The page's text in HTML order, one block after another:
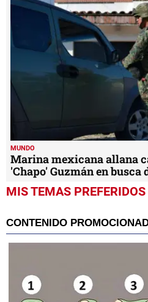
MUNDO
Marina mexicana allana
'Chapo' Guzmán en busca
MIS TEMAS PREFERIDOS